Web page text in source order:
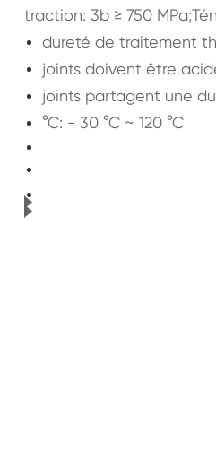
traction: 3b ≥ 750
dureté de traitement
joints doivent être
joints partagent une
°C: - 30 °C ~ 120 °C